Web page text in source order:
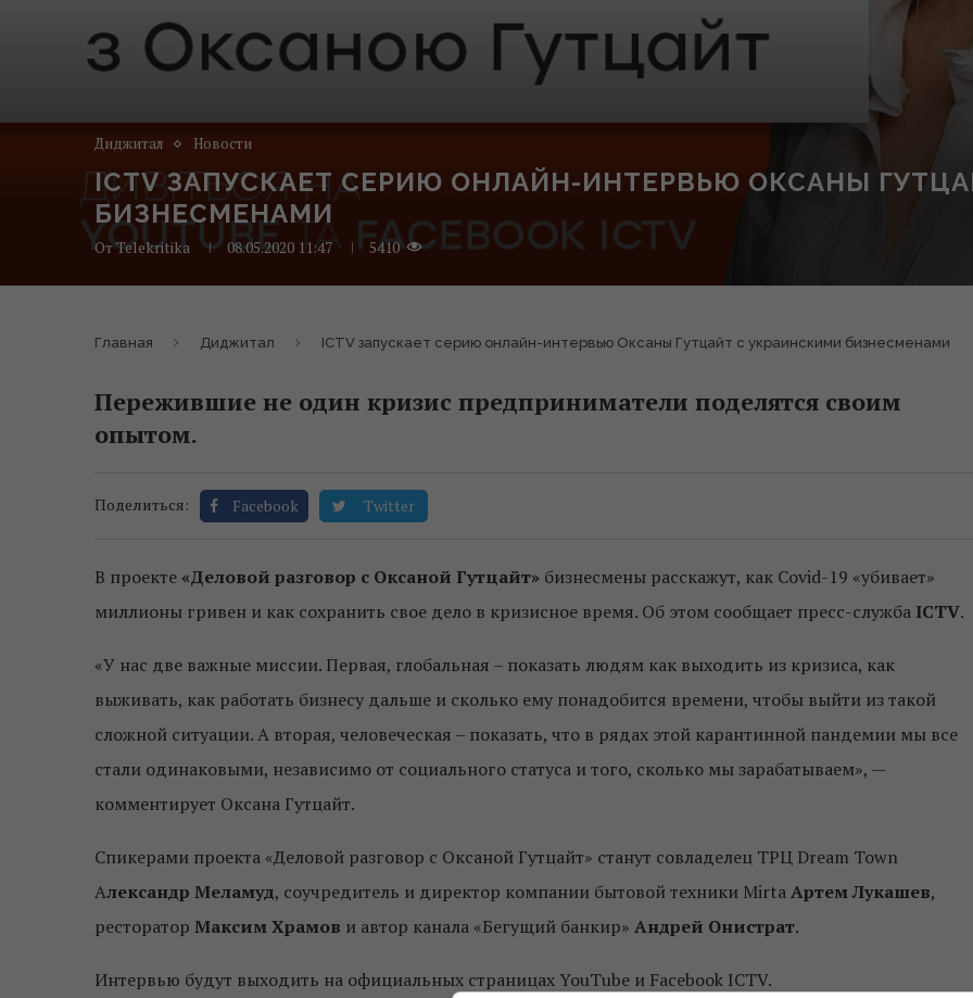
Диджитал Новости
ICTV ЗАПУСКАЕТ СЕРИЮ ОНЛАЙН-ИНТЕРВЬЮ ОКСАНЫ
БИЗНЕСМЕНАМИ
ОтTelekritika 08.05.2020 11:47 5410
Главная Диджитал ICTV запускает серию онлайн-интервью Оксаны Гутцайт с украинскими бизнесменами
Пережившие не один кризис предприниматели поделятся своим
опытом.
Поделиться: Facebook Twitter
В проекте «Деловой разговор с Оксаной Гутцайт» бизнесмены расскажут, как Covid-19 «убивает»
миллионы гривен и как сохранить свое дело в кризисное время. Об этом сообщает пресс-служба ICTV.
«У нас две важные миссии. Первая, глобальная – показать людям как выходить из кризиса, как
выживать, как работать бизнесу дальше и сколько ему понадобится времени, чтобы выйти из такой
сложной ситуации. А вторая, человеческая – показать, что в рядах этой карантинной пандемии мы все
стали одинаковыми, независимо от социального статуса и того, сколько мы зарабатываем», —
комментирует Оксана Гутцайт.
Спикерами проекта «Деловой разговор с Оксаной Гутцайт» станут совладелец ТРЦ Dream Town
Александр Меламуд, соучредитель и директор компании бытовой техники MirtaАртем Лукашев,
ресторатор Максим Храмов и автор канала «Бегущий банкир» Андрей Онистрат.
Интервью будут выходить на официальных страницах YouTube и Facebook ICTV.